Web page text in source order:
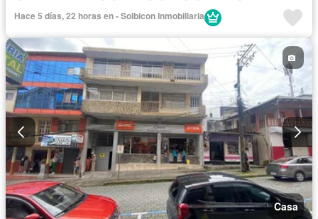
Conserje
Hace 5 días, 22 horas en - Solbicon Inmobiliaria
Casa